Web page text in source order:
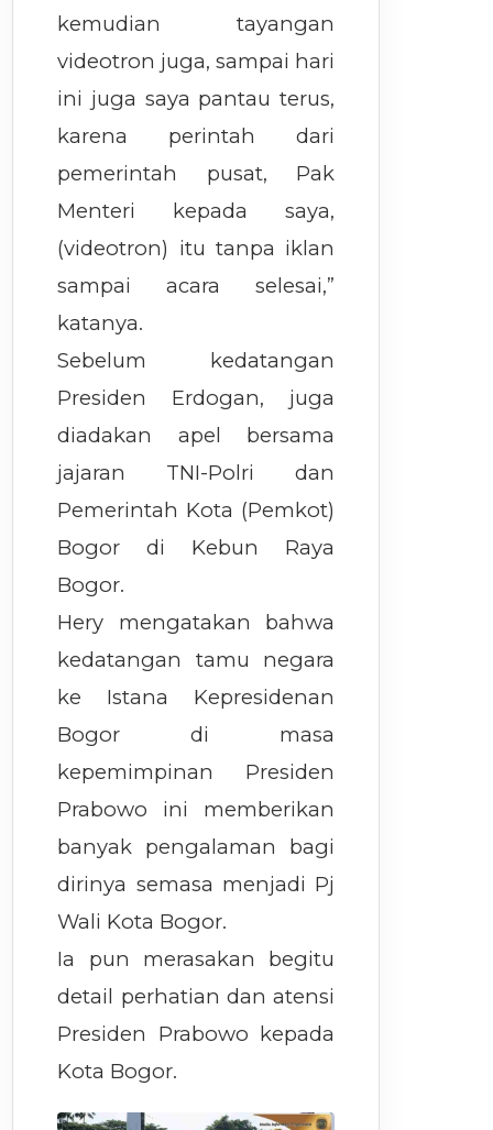
kemudian tayangan
videotron juga, sampai hari
ini juga saya pantau terus,
karena perintah dari
pemerintah pusat, Pak
Menteri kepada saya,
(videotron) itu tanpa iklan
sampai acara selesai,”
katanya.
Sebelum kedatangan
Presiden Erdogan, juga
diadakan apel bersama
jajaran TNI-Polri dan
Pemerintah Kota (Pemkot)
Bogor di Kebun Raya
Bogor.
Hery mengatakan bahwa
kedatangan tamu negara
ke Istana Kepresidenan
Bogor di masa
kepemimpinan Presiden
Prabowo ini memberikan
banyak pengalaman bagi
dirinya semasa menjadi Pj
Wali Kota Bogor.
Ia pun merasakan begitu
detail perhatian dan atensi
Presiden Prabowo kepada
Kota Bogor.